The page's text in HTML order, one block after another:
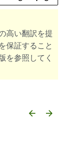
高い翻訳を提
保証すること
を参照してく
arrow_backward arrow_forward